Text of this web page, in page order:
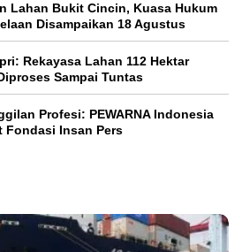
Lahan Bukit Cincin, Kuasa Hukum
Disampaikan 18 Agustus
Rekayasa Lahan 112 Hektar
Sampai Tuntas
Profesi: PEWARNA Indonesia
Fondasi Insan Pers